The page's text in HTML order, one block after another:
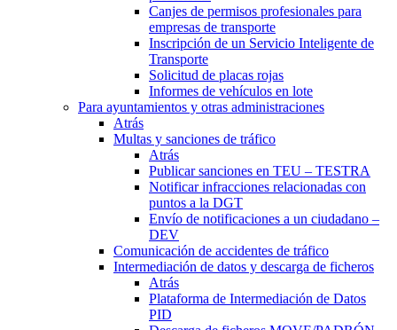
Canjes de permisos profesionales para
empresas de transporte
Inscripción de un Servicio Inteligente de
Transporte
Solicitud de placas rojas
Informes de vehículos en lote
Para ayuntamientos y otras administraciones
Atrás
Multas y sanciones de tráfico
Atrás
Publicar sanciones en TEU – TESTRA
Notificar infracciones relacionadas con
puntos a la DGT
Envío de notificaciones a un ciudadano –
DEV
Comunicación de accidentes de tráfico
Intermediación de datos y descarga de ficheros
Atrás
Plataforma de Intermediación de Datos
PID